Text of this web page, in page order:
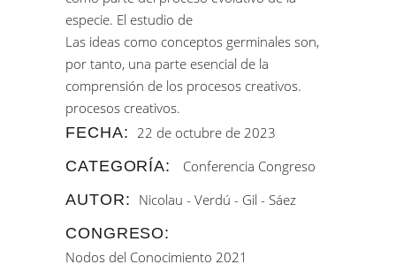
especie. El estudio de
Las ideas como conceptos germinales son,
por tanto, una parte esencial de la
comprensión de los procesos creativos.
procesos creativos.
FECHA: 22 de octubre de 2023
CATEGORÍA:
Conferencia Congreso
AUTOR: Nicolau - Verdú - Gil - Sáez
CONGRESO:
Nodos del Conocimiento 2021